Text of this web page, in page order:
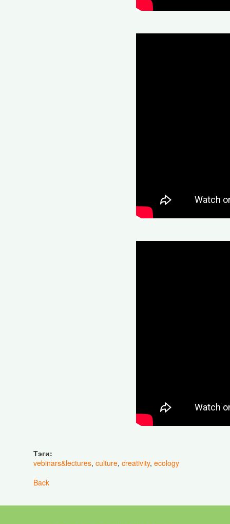
Тэги:
vebinars&lectures, culture, creativity, ecology
Back